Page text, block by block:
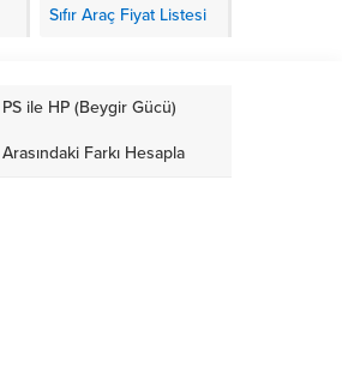
Sıfır Araç Fiyat Listesi
PS ile HP (Beygir Gücü)
Arasındaki Farkı Hesapla